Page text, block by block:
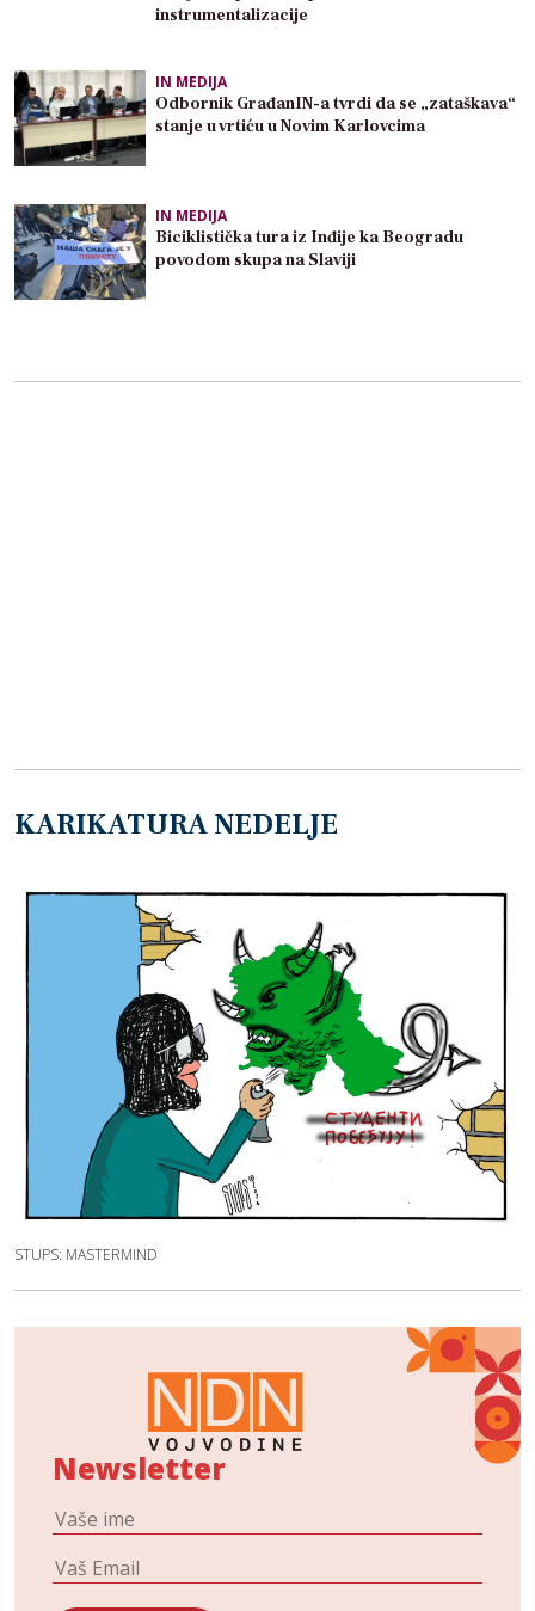
instrumentalizacije
IN MEDIJA
Odbornik GrađanIN-a tvrdi da se „zataškava“
stanje u vrtiću u Novim Karlovcima
IN MEDIJA
Biciklistička tura iz Inđije ka Beogradu
povodom skupa na Slaviji
KARIKATURA NEDELJE
STUPS: MASTERMIND
Newsletter